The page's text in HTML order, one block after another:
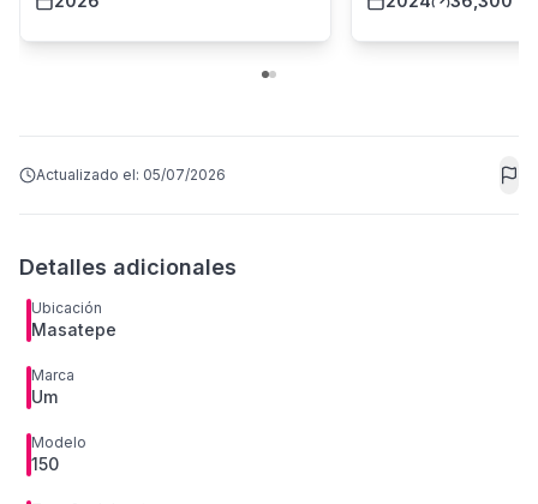
Actualizado el: 05/07/2026
Detalles adicionales
Ubicación
Masatepe
Marca
Um
Modelo
150